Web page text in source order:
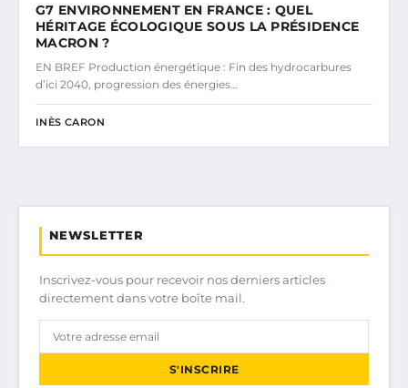
G7 ENVIRONNEMENT EN FRANCE : QUEL
HÉRITAGE ÉCOLOGIQUE SOUS LA PRÉSIDENCE
MACRON ?
EN BREF Production énergétique : Fin des hydrocarbures
d’ici 2040, progression des énergies…
INÈS CARON
NEWSLETTER
Inscrivez-vous pour recevoir nos derniers articles
directement dans votre boîte mail.
S'INSCRIRE